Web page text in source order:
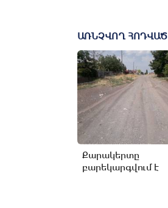
ԱՌՆՉՎՈՂ ՀՈԴՎԱԾ
Քարակերտը
բարեկարգվում է